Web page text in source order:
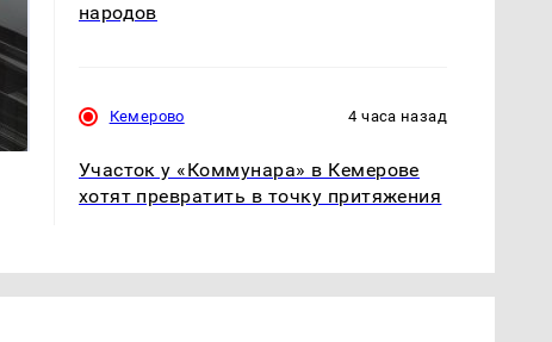
крушение вертолета на
Кавказе: смотреть
магазина: список
народов
Кемерово 4 часа назад
Участок у «Коммунара» в Кемерове
хотят превратить в точку притяжения